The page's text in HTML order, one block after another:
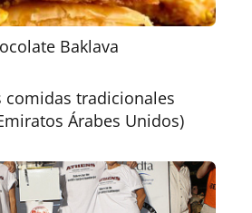
Baklava
comidas tradicionales
Árabes Unidos)